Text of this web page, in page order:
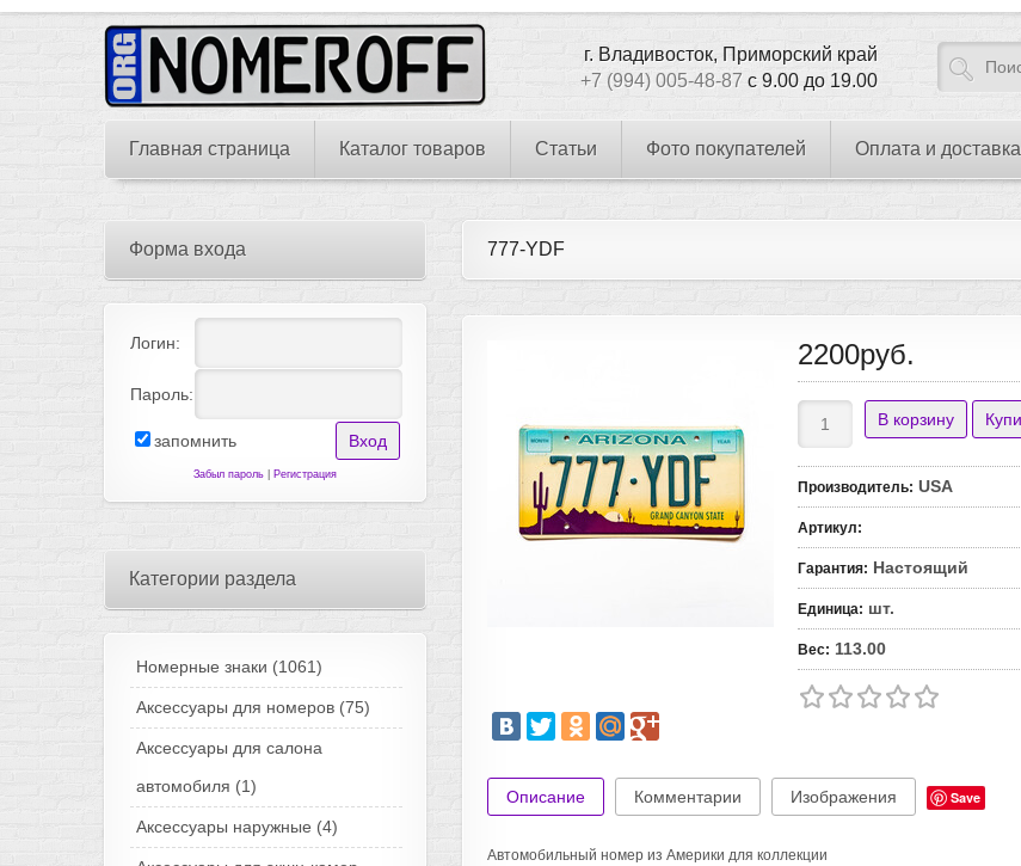
г. Владивосток, Приморский край
+7 (994) 005-48-87 с 9.00 до 19.00
Главная страница Каталог товаров Статьи Фото покупателей Оплата и доставка
777-YDF
2200руб.
Производитель: USA
Артикул:
Гарантия: Настоящий
Единица: шт.
Вес: 113.00
Описание Комментарии Изображения Save
Автомобильный номер из Америки для коллекции
Форма входа
Логин:
Пароль:
запомнить
Забыл пароль Регистрация
Категории раздела
Номерные знаки (1061)
Аксессуары для номеров (75)
Аксессуары для салона
автомобиля (1)
Аксессуары наружные (4)